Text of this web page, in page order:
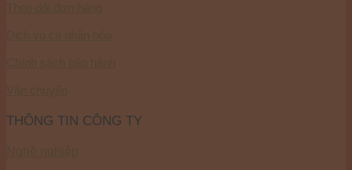
THÔNG TIN CÔNG TY